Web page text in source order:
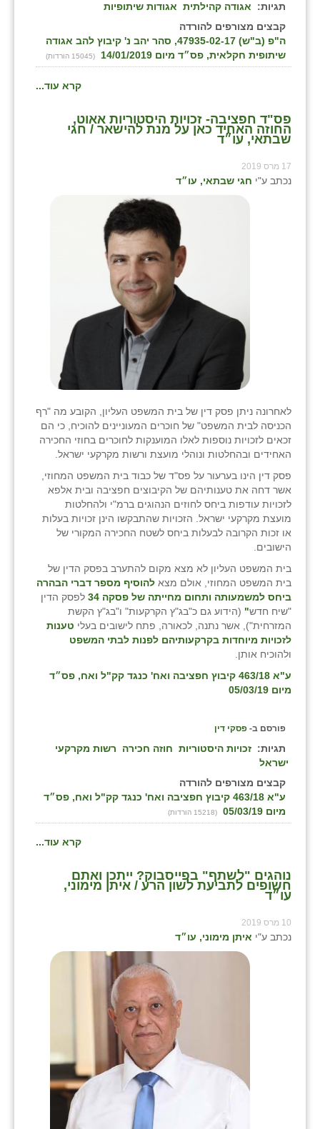
תגיות: אגודה קהילתית אגודות שיתופיות
קבצים מצורפים להורדה
ה"פ (ב"ש) 47935-02-17, סהר יהב נ' קיבוץ להב אגודה
שיתופית חקלאית, פס״ד מיום 14/01/2019
(15045 הורדות)
קרא עוד...
פס"ד חפציבה- זכויות היסטוריות אאוט,
החוזה האחיד כאן על מנת להישאר / חגי
שבתאי, עו״ד
17 מרס 2019
נכתב ע"י חגי שבתאי, עו״ד
לאחרונה ניתן פסק דין של בית המשפט העליון, הקובע מה "רף
הכניסה לבית המשפט" של חוכרים המעוניינים להוכיח, כי הם
זכאים לזכויות נוספות לאלו המוענקות לחוכרים בחוזי החכירה
האחידים ובהחלטות ונוהלי מועצת ורשות מקרקעי ישראל.
פסק דין הינו בערעור על פס"ד של כבוד בית המשפט המחוזי,
אשר דחה את טענותיהם של הקיבוצים חפציבה ובית אלפא
לזכויות עודפות ביחס לחוזים הנהוגים ברמ"י ולהחלטות
מועצת מקרקעי ישראל. הזכויות שהתבקשו הינן זכויות בעלות
או זכות הקרובה לבעלות ביחס לשטח החכירה המקורי של
הישובים.
בית המשפט העליון לא מצא מקום להתערב בפסק הדין של
בית המשפט המחוזי, אולם מצא להוסיף מספר דברי הבהרה
ביחס למשמעותה ותחום מחייתה של פסקה 34
לפסק הדין
"שיח חדש" (הידוע גם כ"בג"ץ הקרקעות" ו"בג"ץ הקשת
המזרחית"), אשר נתנה, לכאורה, פתח לישובים בעלי טענות
לזכויות מיוחדות בקרקעותיהם לפנות לבתי המשפט
ולהוכיח אותן.
ע"א 463/18 קיבוץ חפציבה ואח' כנגד קק"ל ואח, פס״ד
מיום 05/03/19
פורסם ב- פסקי דין
תגיות: זכויות היסטוריות חוזה חכירה
רשות מקרקעי
ישראל
קבצים מצורפים להורדה
ע"א 463/18 קיבוץ חפציבה ואח' כנגד קק"ל ואח, פס״ד
מיום 05/03/19
(15218 הורדות)
קרא עוד...
נוהגים "לשתף" בפייסבוק? ייתכן ואתם
חשופים לתביעת לשון הרע / איתן מימוני,
עו״ד
10 מרס 2019
נכתב ע"י איתן מימוני, עו״ד